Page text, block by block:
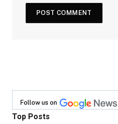
Follow us on
Top Posts